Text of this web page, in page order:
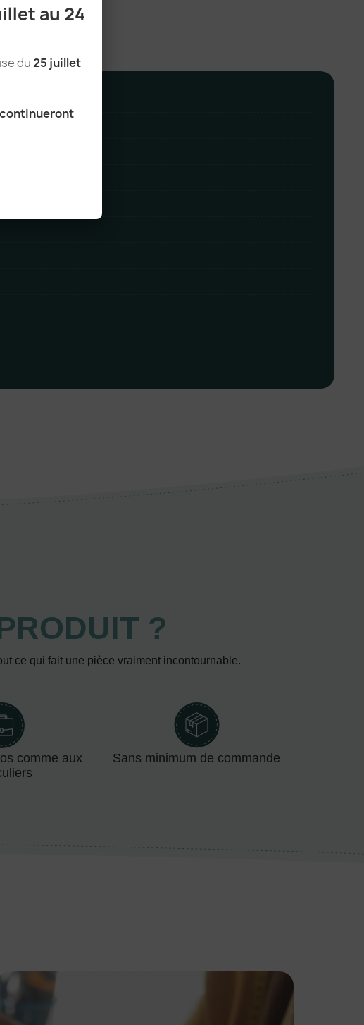
au 24
du25 juillet
continueront
?
ce qui fait une pièce vraiment incontournable.
comme aux
Sans minimum de commande